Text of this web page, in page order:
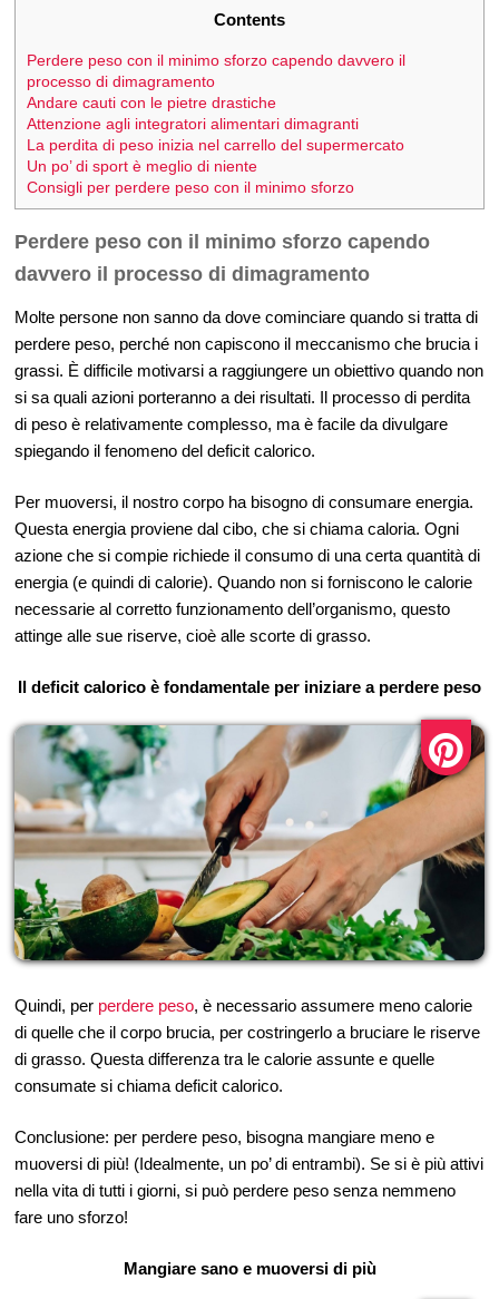
Contents
Perdere peso con il minimo sforzo capendo davvero il
processo di dimagramento
Andare cauti con le pietre drastiche
Attenzione agli integratori alimentari dimagranti
La perdita di peso inizia nel carrello del supermercato
Un po’ di sport è meglio di niente
Consigli per perdere peso con il minimo sforzo
Perdere peso con il minimo sforzo capendo
davvero il processo di dimagramento
Molte persone non sanno da dove cominciare quando si tratta di
perdere peso, perché non capiscono il meccanismo che brucia i
grassi. È difficile motivarsi a raggiungere un obiettivo quando non
si sa quali azioni porteranno a dei risultati. Il processo di perdita
di peso è relativamente complesso, ma è facile da divulgare
spiegando il fenomeno del deficit calorico.
Per muoversi, il nostro corpo ha bisogno di consumare energia.
Questa energia proviene dal cibo, che si chiama caloria. Ogni
azione che si compie richiede il consumo di una certa quantità di
energia (e quindi di calorie). Quando non si forniscono le calorie
necessarie al corretto funzionamento dell’organismo, questo
attinge alle sue riserve, cioè alle scorte di grasso.
Il deficit calorico è fondamentale per iniziare a perdere peso
Quindi, per perdere peso, è necessario assumere meno calorie
di quelle che il corpo brucia, per costringerlo a bruciare le riserve
di grasso. Questa differenza tra le calorie assunte e quelle
consumate si chiama deficit calorico.
Conclusione: per perdere peso, bisogna mangiare meno e
muoversi di più! (Idealmente, un po’ di entrambi). Se si è più attivi
nella vita di tutti i giorni, si può perdere peso senza nemmeno
fare uno sforzo!
Mangiare sano e muoversi di più